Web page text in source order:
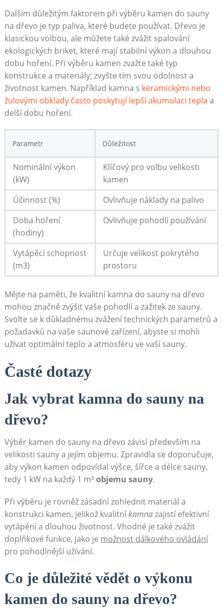
Dalším důležitým faktorem při výběru kamen do sauny
na dřevo je typ paliva, které budete používat. Dřevo je
klasickou volbou, ale můžete také zvážit spalování
ekologických briket, které mají stabilní výkon a dlouhou
dobu hoření. Při výběru kamen zvažte také typ
konstrukce a materiály; zvyšte tím svou odolnost a
životnost kamen. Například kamna s keramickými nebo
žulovými obklady často poskytují lepší akumulaci tepla a
delší dobu hoření.
Parametr Důležitost
Nominální výkon
(kW)
Klíčový pro volbu velikosti
kamen
Účinnost (%)
Ovlivňuje náklady na palivo
Doba hoření
(hodiny)
Ovlivňuje pohodlí používání
Vytápěcí schopnost
(m3)
Určuje velikost pokrytého
prostoru
Mějte na paměti, že kvalitní kamna do sauny na dřevo
mohou značně zvýšit vaše pohodlí a zažitek ze sauny.
Svolte se k důkladnému zvážení technických parametrů a
požadavků na vaše saunové zařízení, abyste si mohli
užívat optimální teplo a atmosféru ve vaší sauny.
Časté dotazy
Jak vybrat kamna do sauny na
dřevo?
Výběr kamen do sauny na dřevo závisí především na
velikosti sauny a jejím objemu. Zpravidla se doporučuje,
aby výkon kamen odpovídal výšce, šířce a délce sauny,
tedy 1 kW na každý 1 m³ objemu sauny.
Při výběru je rovněž zásadní zohlednit materiál a
konstrukci kamen, jelikož kvalitníkamnazajistí efektivní
vytápění a dlouhou životnost. Vhodné je také zvážit
doplňkové funkce, jako je možnost dálkového ovládání
pro pohodlnější užívání.
Co je důležité vědět o výkonu
kamen do sauny na dřevo?